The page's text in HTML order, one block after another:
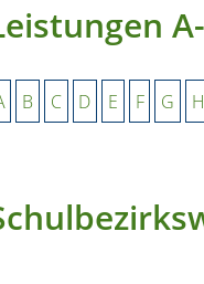
B C D E F G H